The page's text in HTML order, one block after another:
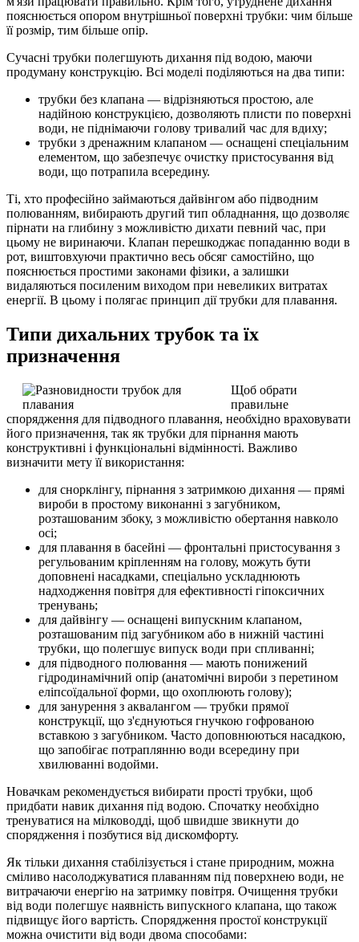
пояснюється опором внутрішньої поверхні трубки: чим більше
її розмір, тим більше опір.
Сучасні трубки полегшують дихання під водою, маючи
продуману конструкцію. Всі моделі поділяються на два типи:
трубки без клапана — відрізняються простою, але
надійною конструкцією, дозволяють плисти по поверхні
води, не піднімаючи голову тривалий час для вдиху;
трубки з дренажним клапаном — оснащені спеціальним
елементом, що забезпечує очистку пристосування від
води, що потрапила всередину.
Ті, хто професійно займаються дайвінгом або підводним
полюванням, вибирають другий тип обладнання, що дозволяє
пірнати на глибину з можливістю дихати певний час, при
цьому не виринаючи. Клапан перешкоджає попаданню води в
рот, виштовхуючи практично весь обсяг самостійно, що
пояснюється простими законами фізики, а залишки
видаляються посиленим виходом при невеликих витратах
енергії. В цьому і полягає принцип дії трубки для плавання.
Типи дихальних трубок та їх
призначення
Щоб обрати
правильне
спорядження для підводного плавання, необхідно враховувати
його призначення, так як трубки для пірнання мають
конструктивні і функціональні відмінності. Важливо
визначити мету її використання:
для снорклінгу, пірнання з затримкою дихання — прямі
вироби в простому виконанні з загубником,
розташованим збоку, з можливістю обертання навколо
осі;
для плавання в басейні — фронтальні пристосування з
регульованим кріпленням на голову, можуть бути
доповнені насадками, спеціально ускладнюють
надходження повітря для ефективності гіпоксичних
тренувань;
для дайвінгу — оснащені випускним клапаном,
розташованим під загубником або в нижній частині
трубки, що полегшує випуск води при спливанні;
для підводного полювання — мають понижений
гідродинамічний опір (анатомічні вироби з перетином
еліпсоїдальної форми, що охоплюють голову);
для занурення з аквалангом — трубки прямої
конструкції, що з'єднуються гнучкою гофрованою
вставкою з загубником. Часто доповнюються насадкою,
що запобігає потраплянню води всередину при
хвилюванні водойми.
Новачкам рекомендується вибирати прості трубки, щоб
придбати навик дихання під водою. Спочатку необхідно
тренуватися на мілководді, щоб швидше звикнути до
спорядження і позбутися від дискомфорту.
Як тільки дихання стабілізується і стане природним, можна
сміливо насолоджуватися плаванням під поверхнею води, не
витрачаючи енергію на затримку повітря. Очищення трубки
від води полегшує наявність випускного клапана, що також
підвищує його вартість. Спорядження простої конструкції
можна очистити від води двома способами: